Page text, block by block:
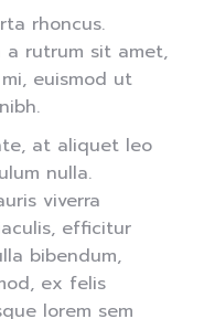
rhoncus.
a rutrum sit amet,
euismod ut
at aliquet leo
nulla.
viverra
efficitur
bibendum,
ex felis
lorem sem